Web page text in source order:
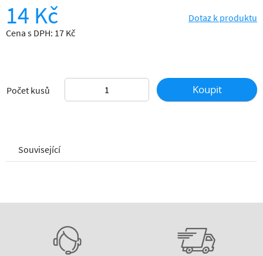
14 Kč
Cena s DPH: 17 Kč
Dotaz k produktu
Počet kusů Koupit
Související